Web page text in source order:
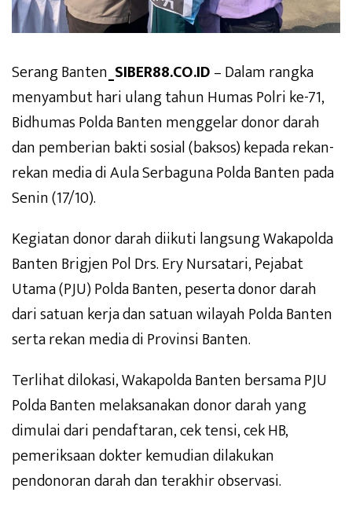
Serang Banten_SIBER88.CO.ID– Dalam rangka
menyambut hari ulang tahun Humas Polri ke-71,
Bidhumas Polda Banten menggelar donor darah
dan pemberian bakti sosial (baksos) kepada rekan-
rekan media di Aula Serbaguna Polda Banten pada
Senin (17/10).
Kegiatan donor darah diikuti langsung Wakapolda
Banten Brigjen Pol Drs. Ery Nursatari, Pejabat
Utama (PJU) Polda Banten, peserta donor darah
dari satuan kerja dan satuan wilayah Polda Banten
serta rekan media di Provinsi Banten.
Terlihat dilokasi, Wakapolda Banten bersama PJU
Polda Banten melaksanakan donor darah yang
dimulai dari pendaftaran, cek tensi, cek HB,
pemeriksaan dokter kemudian dilakukan
pendonoran darah dan terakhir observasi.